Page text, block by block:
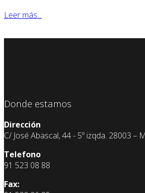
Leer más...
Donde estamos
Dirección
C/ José Abascal, 44 - 5º izqda. 28003 –
Telefono
91 523 08 88
Fax: